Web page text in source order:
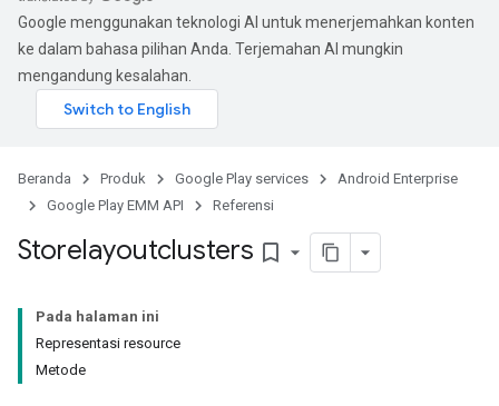
Google menggunakan teknologi AI untuk menerjemahkan konten
ke dalam bahasa pilihan Anda. Terjemahan AI mungkin
mengandung kesalahan.
Beranda Produk Google Play services
Android Enterprise
Google Play EMM API
Referensi
Storelayoutclusters bookmark_border
Pada halaman ini
Representasi resource
Metode